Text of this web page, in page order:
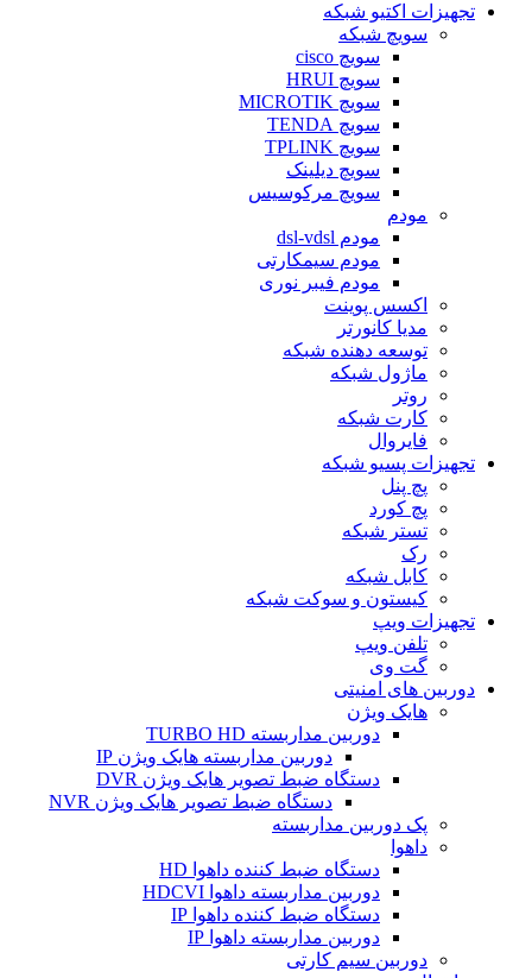
تجهیزات اکتیو شبکه
سویچ شبکه
سویچ cisco
سویچ HRUI
سویچ MICROTIK
سویچ TENDA
سویچ TPLINK
سویچ دیلینک
سویچ مرکوسیس
مودم
مودم dsl-vdsl
مودم سیمکارتی
مودم فیبر نوری
اکسس پوینت
مدیا کانورتر
توسعه دهنده شبکه
ماژول شبکه
روتر
کارت شبکه
فایروال
تجهیزات پسیو شبکه
پچ پنل
پچ کورد
تستر شبکه
رک
کابل شبکه
کیستون و سوکت شبکه
تجهیزات ویپ
تلفن ویپ
گت وی
دوربین های امنیتی
هایک ویژن
دوربین مداربسته TURBO HD
دوربین مداربسته هایک ویژن IP
دستگاه ضبط تصویر هایک ویژن DVR
دستگاه ضبط تصویر هایک ویژن NVR
پک دوربین مداربسته
داهوا
دستگاه ضبط کننده داهوا HD
دوربین مداربسته داهوا HDCVI
دستگاه ضبط کننده داهوا IP
دوربین مداربسته داهوا IP
دوربین سیم کارتی